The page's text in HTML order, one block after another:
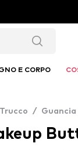
E CORPO
Trucco / Guancia